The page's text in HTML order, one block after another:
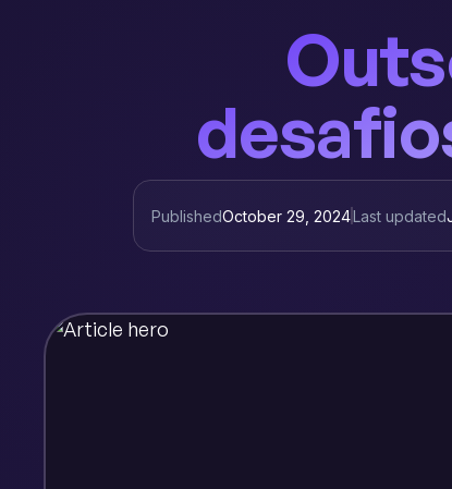
PublishedOctober 29, 2024Last updated